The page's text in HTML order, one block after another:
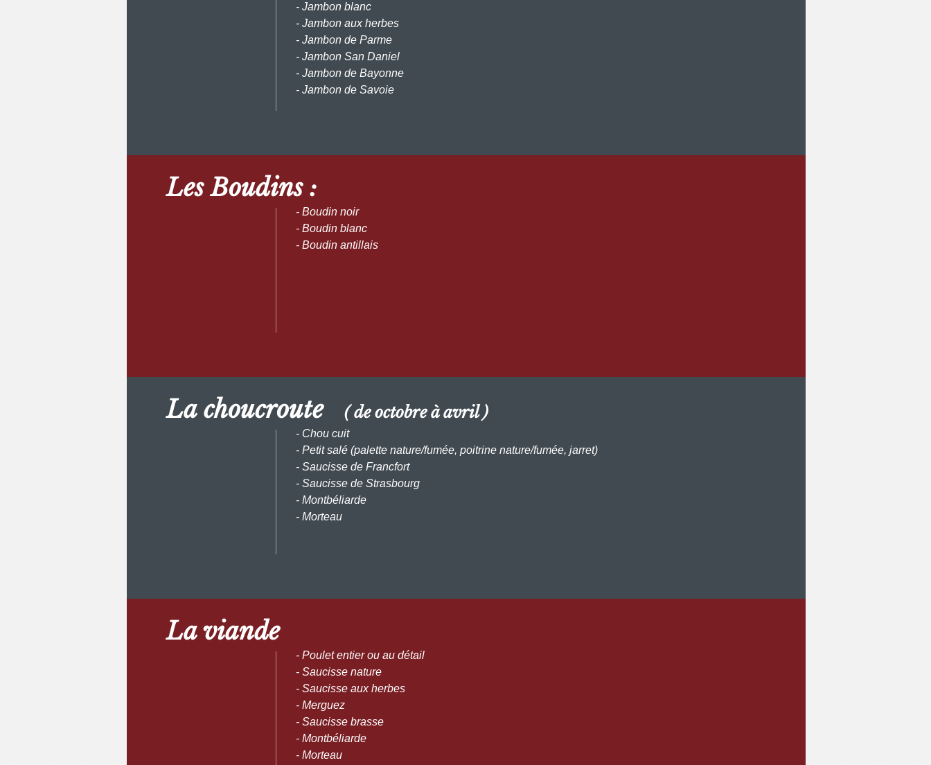
- Jambon blanc
- Jambon aux herbes
- Jambon de Parme
- Jambon San Daniel
- Jambon de Bayonne
- Jambon de Savoie
Les Boudins :
- Boudin noir
- Boudin blanc
- Boudin antillais
La choucroute ( de octobre à avril )
- Chou cuit
- Petit salé (palette nature/fumée, poitrine nature/fumée, jarret)
- Saucisse de Francfort
- Saucisse de Strasbourg
- Montbéliarde
- Morteau
La viande
- Poulet entier ou au détail
- Saucisse nature
- Saucisse aux herbes
- Merguez
- Saucisse brasse
- Montbéliarde
- Morteau